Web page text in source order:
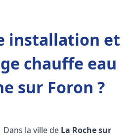
installation et
chauffe eau
sur Foron ?
Dans la ville de La Roche sur